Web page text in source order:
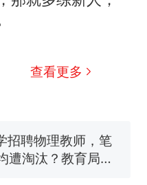
查看更多
跟我回家”改写了
570元，搬到楼下
肯搬上楼！女子傻
小炒肉大王”称
招聘物理教师，笔
遭淘汰？教育局：